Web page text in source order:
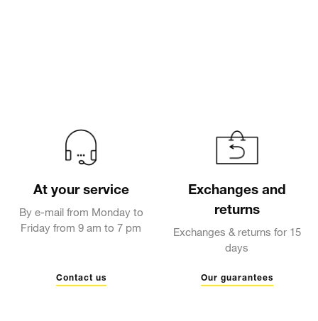
At your service
By e-mail from Monday to
Friday from 9 am to 7 pm
Contact us
Exchanges and
returns
Exchanges & returns for 15
days
Our guarantees